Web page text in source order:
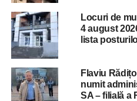
Locuri de
4 august
lista
Flaviu
numit
SA – filială a